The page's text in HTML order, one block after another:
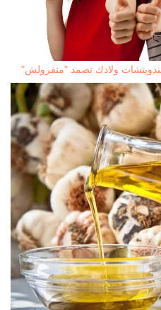
ولادك تصمد "متفرولش"